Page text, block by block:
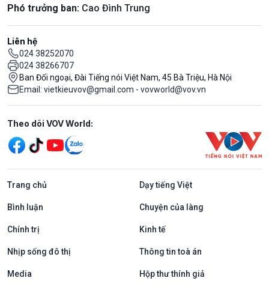
Phó trưởng ban: Cao Đình Trung
Liên hệ
024 38252070
024 38266707
Ban Đối ngoại, Đài Tiếng nói Việt Nam, 45 Bà Triệu, Hà Nội
Email: vietkieuvov@gmail.com - vovworld@vov.vn
Mạng xã hội
Theo dõi VOV World:
Trang chủ Dạy tiếng Việt
Bình luận Chuyện của làng
Chính trị Kinh tế
Nhịp sống đô thị Thông tin toà án
Media Hộp thư thính giả